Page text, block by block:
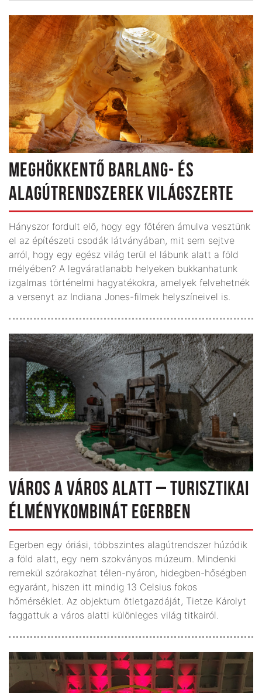
MEGHÖKKENTŐ BARLANG- ÉS
ALAGÚTRENDSZEREK VILÁGSZERTE
Hányszor fordult elő, hogy egy főtéren ámulva vesztünk
el az építészeti csodák látványában, mit sem sejtve
arról, hogy egy egész világ terül el lábunk alatt a föld
mélyében? A legváratlanabb helyeken bukkanhatunk
izgalmas történelmi hagyatékokra, amelyek felvehetnék
a versenyt az Indiana Jones-filmek helyszíneivel is.
VÁROS A VÁROS ALATT – TURISZTIKAI
ÉLMÉNYKOMBINÁT EGERBEN
Egerben egy óriási, többszintes alagútrendszer húzódik
a föld alatt, egy nem szokványos múzeum. Mindenki
remekül szórakozhat télen-nyáron, hidegben-hőségben
egyaránt, hiszen itt mindig 13 Celsius fokos
hőmérséklet. Az objektum ötletgazdáját, Tietze Károlyt
faggattuk a város alatti különleges világ titkairól.